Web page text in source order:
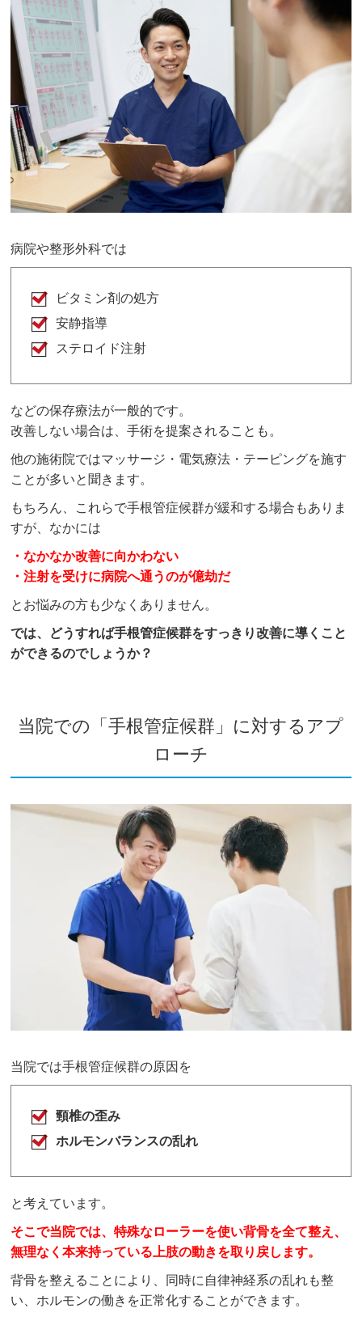
病院や整形外科では
ビタミン剤の処方
安静指導
ステロイド注射
などの保存療法が一般的です。
改善しない場合は、手術を提案されることも。
他の施術院ではマッサージ・電気療法・テーピングを施す
ことが多いと聞きます。
もちろん、これらで手根管症候群が緩和する場合もありま
すが、なかには
・なかなか改善に向かわない
・注射を受けに病院へ通うのが億劫だ
とお悩みの方も少なくありません。
では、どうすれば手根管症候群をすっきり改善に導くこと
ができるのでしょうか？
当院での「手根管症候群」に対するアプ
ローチ
当院では手根管症候群の原因を
頸椎の歪み
ホルモンバランスの乱れ
と考えています。
そこで当院では、特殊なローラーを使い背骨を全て整え、
無理なく本来持っている上肢の動きを取り戻します。
背骨を整えることにより、同時に自律神経系の乱れも整
い、ホルモンの働きを正常化することができます。